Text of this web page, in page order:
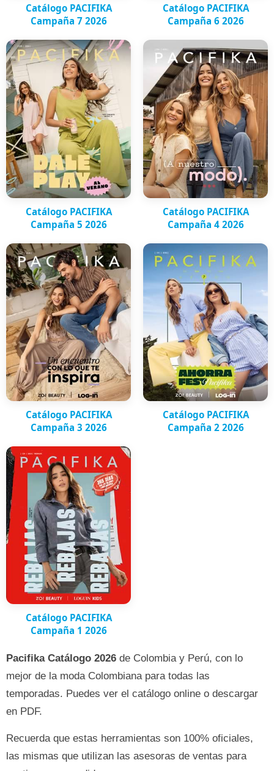
Catálogo PACIFIKA
Campaña 7 2026
Catálogo PACIFIKA
Campaña 6 2026
Catálogo PACIFIKA
Campaña 5 2026
Catálogo PACIFIKA
Campaña 4 2026
Catálogo PACIFIKA
Campaña 3 2026
Catálogo PACIFIKA
Campaña 2 2026
Catálogo PACIFIKA
Campaña 1 2026
Pacifika Catálogo 2026 de Colombia y Perú, con lo
mejor de la moda Colombiana para todas las
temporadas. Puedes ver el catálogo online o descargar
en PDF.
Recuerda que estas herramientas son 100% oficiales,
las mismas que utilizan las asesoras de ventas para